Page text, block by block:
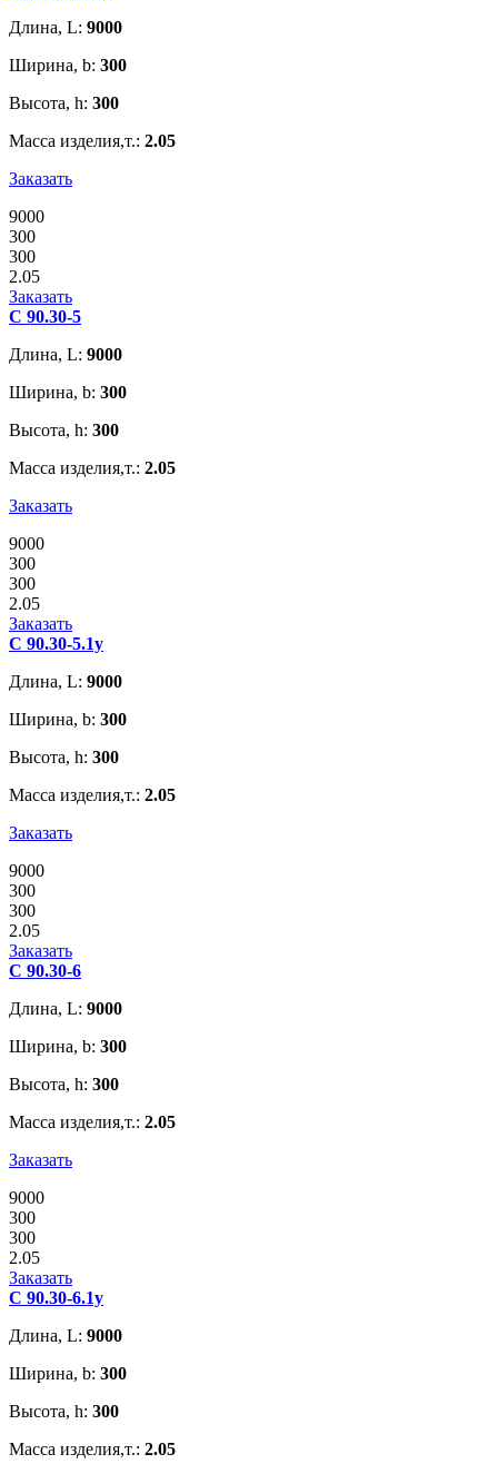
Длина, L: 9000
Ширина, b: 300
Высота, h: 300
Масса изделия,т.: 2.05
Заказать
9000
300
300
2.05
Заказать
С 90.30-5
Длина, L: 9000
Ширина, b: 300
Высота, h: 300
Масса изделия,т.: 2.05
Заказать
9000
300
300
2.05
Заказать
С 90.30-5.1у
Длина, L: 9000
Ширина, b: 300
Высота, h: 300
Масса изделия,т.: 2.05
Заказать
9000
300
300
2.05
Заказать
С 90.30-6
Длина, L: 9000
Ширина, b: 300
Высота, h: 300
Масса изделия,т.: 2.05
Заказать
9000
300
300
2.05
Заказать
С 90.30-6.1у
Длина, L: 9000
Ширина, b: 300
Высота, h: 300
Масса изделия,т.: 2.05